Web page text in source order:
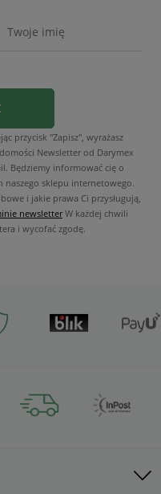
przycisk "Zapisz", wyrażasz
Newsletter od Darymex
Będziemy informować cię o
naszego sklepu internetowego.
i jakie prawa Ci przysługują,
newsletterW każdej chwili
i wycofać zgodę.